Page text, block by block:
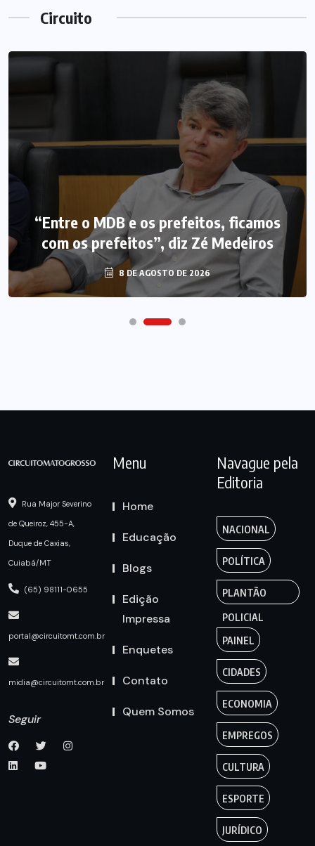
Circuito
“Entre o MDB e os prefeitos, ficamos
com os prefeitos”, diz Zé Medeiros
8 DE AGOSTO DE 2026
Rua Major Severino
de Queiroz, 455-A,
Duque de Caxias,
Cuiabá/MT
(65) 98111-0655
portal@circuitomt.com.br
midia@circuitomt.com.br
Seguir
Menu
Home
Educação
Blogs
Edição
Impressa
Enquetes
Contato
Quem Somos
Navague pela
Editoria
NACIONAL
POLÍTICA
PLANTÃO
POLICIAL
PAINEL
CIDADES
ECONOMIA
EMPREGOS
CULTURA
ESPORTE
JURÍDICO